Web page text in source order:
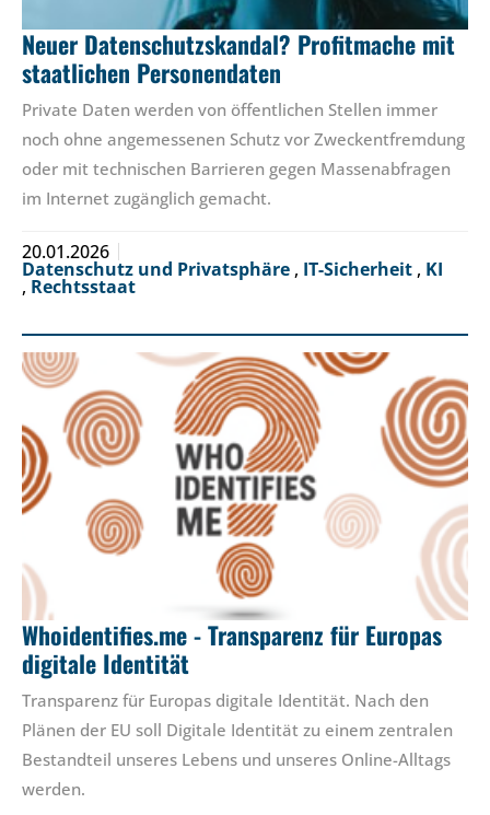
Neuer Datenschutzskandal? Profitmache mit
staatlichen Personendaten
Private Daten werden von öffentlichen Stellen immer
noch ohne angemessenen Schutz vor Zweckentfremdung
oder mit technischen Barrieren gegen Massenabfragen
im Internet zugänglich gemacht.
20.01.2026
Datenschutz und Privatsphäre , IT-Sicherheit , KI
, Rechtsstaat
Whoidentifies.me - Transparenz für Europas
digitale Identität
Transparenz für Europas digitale Identität. Nach den
Plänen der EU soll Digitale Identität zu einem zentralen
Bestandteil unseres Lebens und unseres Online-Alltags
werden.